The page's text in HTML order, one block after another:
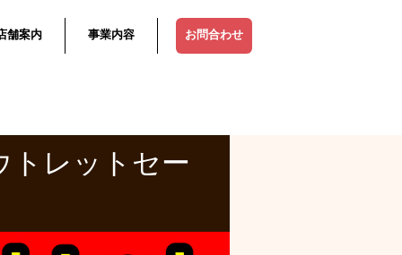
舗案内 事業内容 お問合わせ
レットセー